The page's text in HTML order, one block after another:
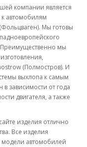
компании является
к автомобилям
Мы готовы
Преимущественно мы
(Полмостров). И
выхлопа к самым
зависимости от года
двигателя, а также
изделия отлично
Все изделия
модели автомобилей